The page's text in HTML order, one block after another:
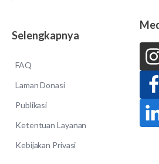
Selengkapnya
FAQ
Laman Donasi
Publikasi
Ketentuan Layanan
Kebijakan Privasi